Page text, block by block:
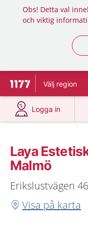
Obs! Detta val
och viktig
Till startsidan för
Välj region
Logga in
på 1177.se
Laya
Malmö
Erikslustvägen
Visa på karta